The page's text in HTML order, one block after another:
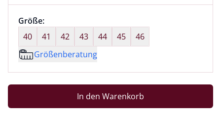
Größenauswahl:
Größe:nichts ausgewählt
40
41 42 43 44 45
46
Größenberatung
In den Warenkorb